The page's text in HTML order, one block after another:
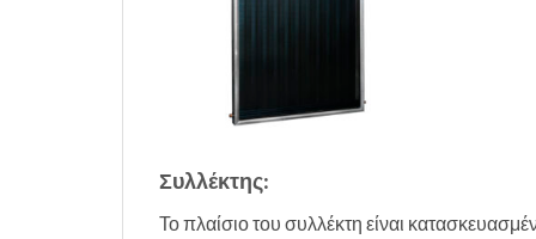
Συλλέκτης:
Το πλαίσιο του συλλέκτη είναι